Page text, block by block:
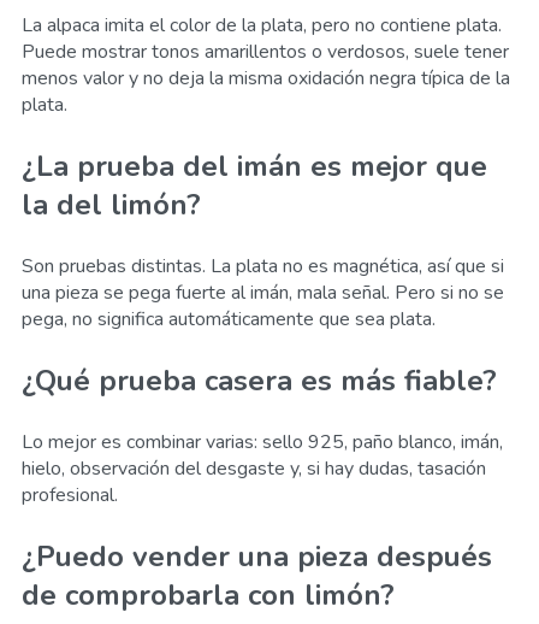
La alpaca imita el color de la plata, pero no contiene plata.
Puede mostrar tonos amarillentos o verdosos, suele tener
menos valor y no deja la misma oxidación negra típica de la
plata.
¿La prueba del imán es mejor que
la del limón?
Son pruebas distintas. La plata no es magnética, así que si
una pieza se pega fuerte al imán, mala señal. Pero si no se
pega, no significa automáticamente que sea plata.
¿Qué prueba casera es más fiable?
Lo mejor es combinar varias: sello 925, paño blanco, imán,
hielo, observación del desgaste y, si hay dudas, tasación
profesional.
¿Puedo vender una pieza después
de comprobarla con limón?